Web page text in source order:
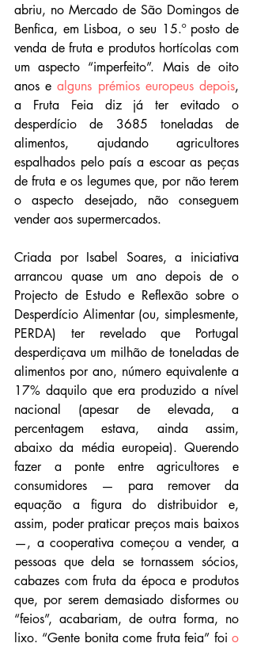
abriu, no Mercado de São Domingos de
Benfica, em Lisboa, o seu 15.º posto de
venda de fruta e produtos hortícolas com
um aspecto “imperfeito”. Mais de oito
anos e alguns prémios europeus depois,
a Fruta Feia diz já ter evitado o
desperdício de 3685 toneladas de
alimentos, ajudando agricultores
espalhados pelo país a escoar as peças
de fruta e os legumes que, por não terem
o aspecto desejado, não conseguem
vender aos supermercados.
Criada por Isabel Soares, a iniciativa
arrancou quase um ano depois de o
Projecto de Estudo e Reflexão sobre o
Desperdício Alimentar (ou, simplesmente,
PERDA) ter revelado que Portugal
desperdiçava um milhão de toneladas de
alimentos por ano, número equivalente a
17% daquilo que era produzido a nível
nacional (apesar de elevada, a
percentagem estava, ainda assim,
abaixo da média europeia). Querendo
fazer a ponte entre agricultores e
consumidores — para remover da
equação a figura do distribuidor e,
assim, poder praticar preços mais baixos
—, a cooperativa começou a vender, a
pessoas que dela se tornassem sócios,
cabazes com fruta da época e produtos
que, por serem demasiado disformes ou
“feios”, acabariam, de outra forma, no
lixo. “Gente bonita come fruta feia” foi o